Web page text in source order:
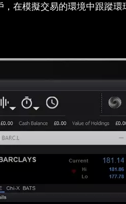
，在模擬交易的環境中跟蹤